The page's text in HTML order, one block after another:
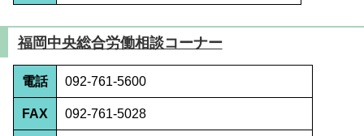
福岡中央総合労働相談コーナー
電話 092-761-5600
FAX 092-761-5028